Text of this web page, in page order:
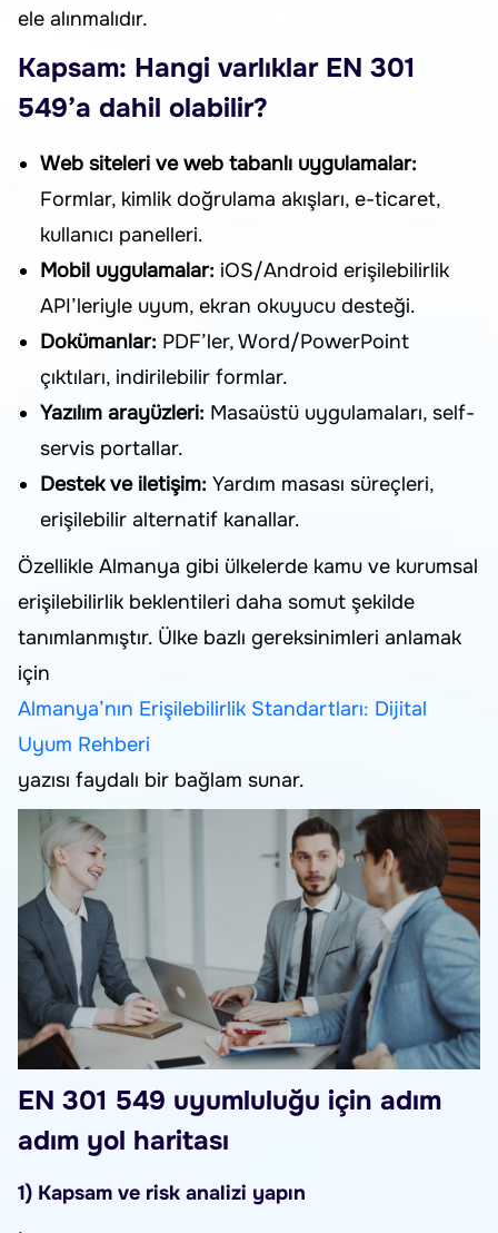
ele alınmalıdır.
Kapsam: Hangi varlıklar EN 301
549’a dahil olabilir?
Web siteleri ve web tabanlı uygulamalar:
Formlar, kimlik doğrulama akışları, e-ticaret,
kullanıcı panelleri.
Mobil uygulamalar: iOS/Android erişilebilirlik
API’leriyle uyum, ekran okuyucu desteği.
Dokümanlar: PDF’ler, Word/PowerPoint
çıktıları, indirilebilir formlar.
Yazılım arayüzleri: Masaüstü uygulamaları, self-
servis portallar.
Destek ve iletişim: Yardım masası süreçleri,
erişilebilir alternatif kanallar.
Özellikle Almanya gibi ülkelerde kamu ve kurumsal
erişilebilirlik beklentileri daha somut şekilde
tanımlanmıştır. Ülke bazlı gereksinimleri anlamak
için
Almanya’nın Erişilebilirlik Standartları: Dijital
Uyum Rehberi
yazısı faydalı bir bağlam sunar.
EN 301 549 uyumluluğu için adım
adım yol haritası
1) Kapsam ve risk analizi yapın